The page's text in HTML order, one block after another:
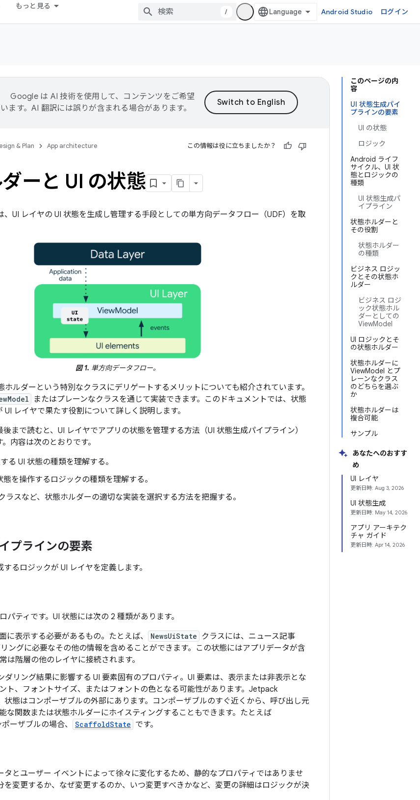
もっと見る
/ Android Studio ログイン
このページの内
容
UI 状態生成パイ
プラインの要素
UI の状態
ロジック
Android ライフ
サイクル、UI 状
態とロジックの
種類
UI 状態生成パ
イプライン
状態ホルダーと
その役割
状態ホルダー
の種類
ビジネス ロジッ
クとその状態ホ
ルダー
ビジネス ロジ
ック状態ホル
ダーとしての
ViewModel
UI ロジックとそ
の状態ホルダー
状態ホルダーに
ViewModel とプ
レーンなクラス
のどちらを選ぶ
か
状態ホルダーは
複合可能
サンプル
あなたへのおすす
め
UI レイヤ
更新日時: Aug 3, 2026
UI 状態生成
更新日時: May 14, 2026
アプリ アーキテク
チャ ガイド
更新日時: Apr 14, 2026
Google は AI 技術を使用して、コンテンツをご希望
ます。AI 翻訳には誤りが含まれる場合があります。
& Plan App architecture この情報は役に立ちましたか？
ーと UI の状態
、UI レイヤの UI 状態を生成し管理する手段としての単方向データフロー（UDF）を取
図 1. 単方向データフロー。
ホルダーという特別なクラスにデリゲートするメリットについても紹介されています。
またはプレーンなクラスを通じて実装できます。このドキュメントでは、状態
UI レイヤで果たす役割について詳しく説明します。
まで読むと、UI レイヤでアプリの状態を管理する方法（UI 状態生成パイプライン）
内容は次のとおりです。
る UI 状態の種類を理解する。
態を操作するロジックの種類を理解する。
ラスなど、状態ホルダーの適切な実装を選択する方法を把握する。
プラインの要素
るロジックが UI レイヤを定義します。
パティです。UI 状態には次の 2 種類があります。
に表示する必要があるもの。たとえば、 NewsUiState
クラスには、ニュース記事
ングに必要なその他の情報を含めることができます。この状態にはアプリデータが含
は階層の他のレイヤに接続されます。
ダリング結果に影響する UI 要素固有のプロパティ。UI 要素は、表示または非表示とな
ト、フォントサイズ、またはフォントの色となる可能性があります。Jetpack
状態はコンポーザブルの外部にあります。コンポーザブルのすぐ近くから、呼び出し元
な関数または状態ホルダーにホイスティングすることもできます。たとえば
ポーザブルの場合、 ScaffoldState です。
タとユーザー イベントによって徐々に変化するため、静的なプロパティではありませ
を変更するか、なぜ変更するのか、いつ変更すべきかなど、変更の詳細はロジックが決